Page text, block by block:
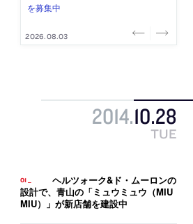
2026.08.07
を募集中
2026.08.03
2026.08.03
2027年新卒）を募集中
2026.07.31
2026.07.30
2014.10.28
TUE
ヘルツォーク&ド・ムーロンの
設計で、青山の「ミュウミュウ（MIU
MIU）」が新店舗を建設中